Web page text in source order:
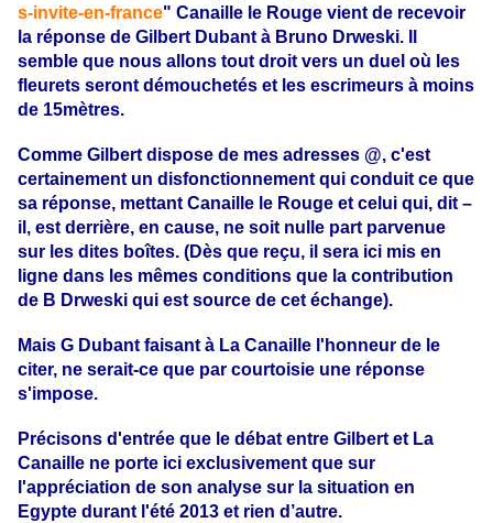
s-invite-en-france" Canaille le Rouge vient de recevoir
la réponse de Gilbert Dubant à Bruno Drweski. Il
semble que nous allons tout droit vers un duel où les
fleurets seront démouchetés et les escrimeurs à moins
de 15mètres.
Comme Gilbert dispose de mes adresses @, c'est
certainement un disfonctionnement qui conduit ce que
sa réponse, mettant Canaille le Rouge et celui qui, dit –
il, est derrière, en cause, ne soit nulle part parvenue
sur les dites boîtes. (Dès que reçu, il sera ici mis en
ligne dans les mêmes conditions que la contribution
de B Drweski qui est source de cet échange).
Mais G Dubant faisant à La Canaille l'honneur de le
citer, ne serait-ce que par courtoisie une réponse
s'impose.
Précisons d'entrée que le débat entre Gilbert et La
Canaille ne porte ici exclusivement que sur
l'appréciation de son analyse sur la situation en
Egypte durant l'été 2013 et rien d’autre.